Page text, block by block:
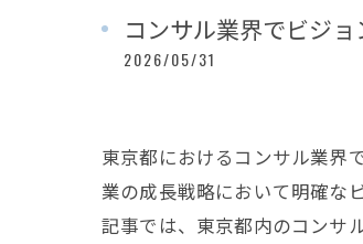
コンサル業界でビジ
2026/05/31
東京都におけるコンサル業界
業の成長戦略において明確な
記事では、東京都内のコンサ